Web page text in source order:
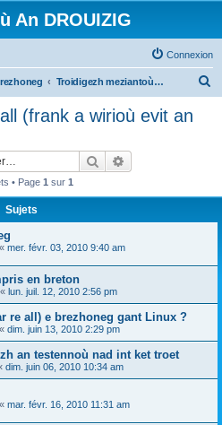
An DROUIZIG
Connexion
Troidigezh meziantoù all (frank a wirioù evit an darn vrasañ anezho)
(frank a wirioù evit an
Rechercher
• Page 1 sur 1
Sujets
« mer. févr. 03, 2010 9:40 am
en breton
« lun. juil. 12, 2010 2:56 pm
re all) e brezhoneg gant Linux ?
« dim. juin 13, 2010 2:29 pm
an testennoù nad int ket troet
dim. juin 06, 2010 10:34 am
« mar. févr. 16, 2010 11:31 am